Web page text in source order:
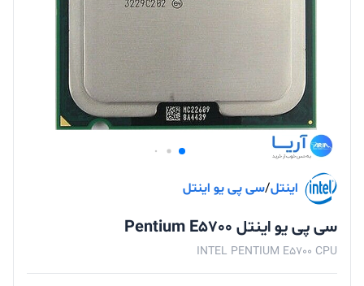
اینتل/سی پی یو اینتل
سی پی یو اینتل Pentium E5700
INTEL PENTIUM E5700 CPU